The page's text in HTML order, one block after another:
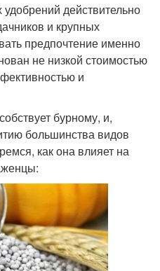
действительно
и крупных
предпочтение именно
не низкой стоимостью
и
бурному, и,
большинства видов
как она влияет на